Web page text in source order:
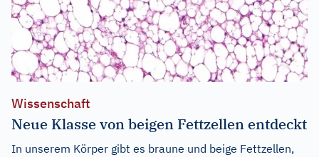
Wissenschaft
Neue Klasse von beigen Fettzellen entdeckt
In unserem Körper gibt es braune und beige Fettzellen,